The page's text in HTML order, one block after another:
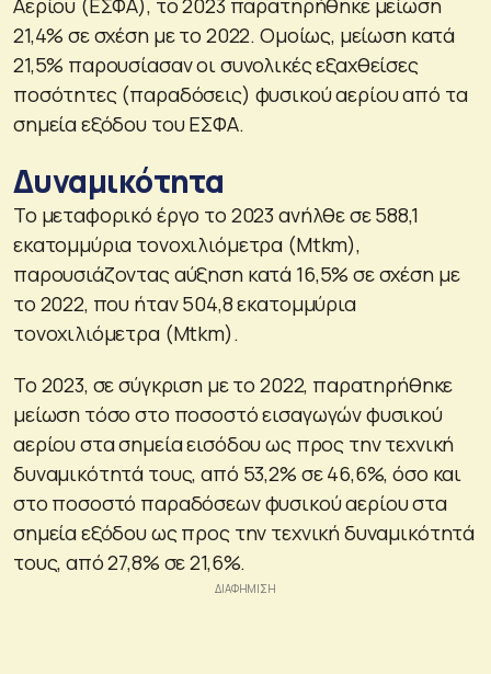
21,4% σε σχέση με το 2022. Ομοίως, μείωση κατά
21,5% παρουσίασαν οι συνολικές εξαχθείσες
ποσότητες (παραδόσεις) φυσικού αερίου από τα
σημεία εξόδου του ΕΣΦΑ.
Δυναμικότητα
Το μεταφορικό έργο το 2023 ανήλθε σε 588,1
εκατομμύρια τονοχιλιόμετρα (Mtkm),
παρουσιάζοντας αύξηση κατά 16,5% σε σχέση με
το 2022, που ήταν 504,8 εκατομμύρια
τονοχιλιόμετρα (Mtkm).
Το 2023, σε σύγκριση με το 2022, παρατηρήθηκε
μείωση τόσο στο ποσοστό εισαγωγών φυσικού
αερίου στα σημεία εισόδου ως προς την τεχνική
δυναμικότητά τους, από 53,2% σε 46,6%, όσο και
στο ποσοστό παραδόσεων φυσικού αερίου στα
σημεία εξόδου ως προς την τεχνική δυναμικότητά
τους, από 27,8% σε 21,6%.